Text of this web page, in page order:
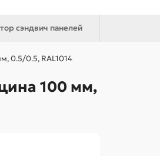
сэндвич панелей
0.5/0.5, RAL1014
100 мм,